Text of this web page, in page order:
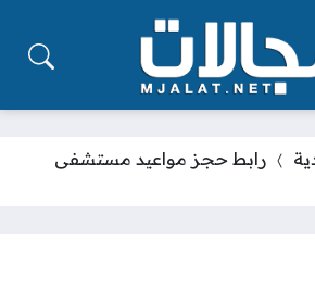
رابط حجز مواعيد مستشفى